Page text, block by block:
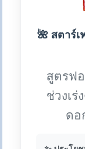
🌺 สตาร์เ
สูตรฟ
ช่วงเ
ดอ